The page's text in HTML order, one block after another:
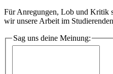
Für Anregungen, Lob und Kritik
wir unsere Arbeit im
Sag uns deine Meinung: